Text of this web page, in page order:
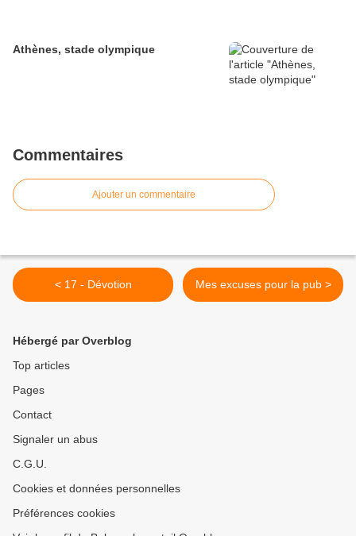
Athènes, stade olympique
Commentaires
Ajouter un commentaire
< 17 - Dévotion Mes excuses pour la pub >
Hébergé par Overblog
Top articles
Pages
Contact
Signaler un abus
C.G.U.
Cookies et données personnelles
Préférences cookies